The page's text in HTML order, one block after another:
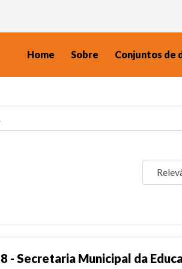
Home Sobre Conjuntos de
- Secretaria Municipal da